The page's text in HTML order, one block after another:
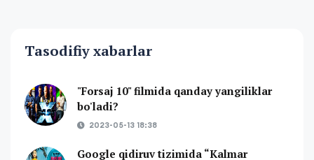
Tasodifiy xabarlar
"Forsaj 10" filmida qanday yangiliklar
bo'ladi?
2023-05-13 18:38
Google qidiruv tizimida “Kalmar